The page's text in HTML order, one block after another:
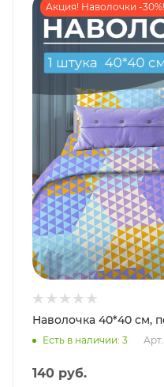
Акция! Наволочки -30%!
Наволочка 40*40 см,
Есть в наличии: 3
140 руб.